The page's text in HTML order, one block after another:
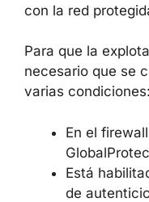
establecer una
Para que la
necesario que se
En el
Está